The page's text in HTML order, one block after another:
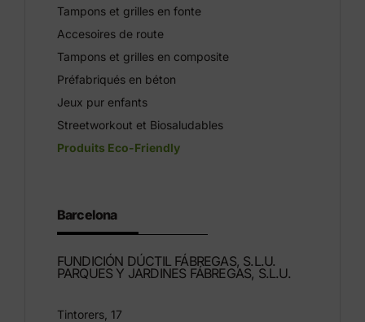
Tampons et grilles en fonte
Accesoires de route
Tampons et grilles en composite
Préfabriqués en béton
Jeux pur enfants
Streetworkout et Biosaludables
Produits Eco-Friendly
Barcelona
FUNDICIÓN DÚCTIL FÁBREGAS, S.L.U.
PARQUES Y JARDINES FÁBREGAS, S.L.U.
Tintorers, 17